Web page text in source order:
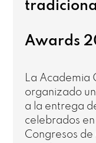
Awards
La Academia
organizado
a la entrega
celebrados
Congresos